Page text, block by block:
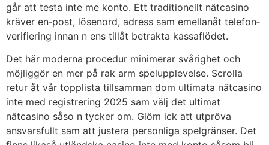
går att testa inte me konto. Ett traditionellt nätcasino
kräver en‑post, lösenord, adress sam emellanåt telefon­
verifiering innan n ens tillåt betrakta kassaflödet.
Det här moderna procedur minimerar svårighet och
möjliggör en mer på rak arm spelupplevelse. Scrolla
retur åt vår topplista tillsamman dom ultimata nätcasino
inte med registrering 2025 sam välj det ultimat
nätcasino såso n tycker om. Glöm ick att utpröva
ansvarsfullt sam att justera personliga spelgränser. Det